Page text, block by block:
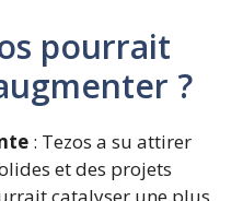
pourrait
?
: Tezos a su attirer
et des projets